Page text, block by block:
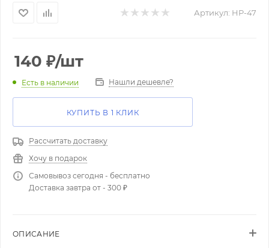
Артикул: HP-47
140 ₽/шт
Есть в наличии Нашли дешевле?
КУПИТЬ В 1 КЛИК
Рассчитать доставку
Хочу в подарок
Самовывоз сегодня - бесплатно
Доставка завтра от - 300 ₽
ОПИСАНИЕ